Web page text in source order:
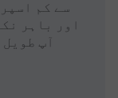
سے کم
اور باہر
آپ